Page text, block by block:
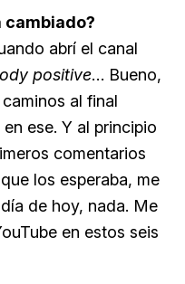
cambiado?
abrí el canal
positive… Bueno,
al final
ese. Y al principio
comentarios
los esperaba, me
de hoy, nada. Me
en estos seis